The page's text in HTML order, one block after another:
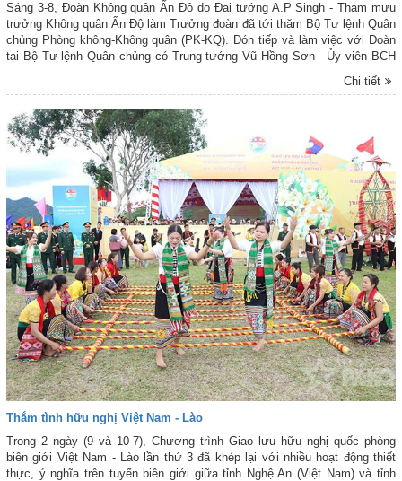
Sáng 3-8, Đoàn Không quân Ấn Độ do Đại tướng A.P Singh - Tham mưu
trưởng Không quân Ấn Độ làm Trưởng đoàn đã tới thăm Bộ Tư lệnh Quân
chủng Phòng không-Không quân (PK-KQ). Đón tiếp và làm việc với Đoàn
tại Bộ Tư lệnh Quân chủng có Trung tướng Vũ Hồng Sơn - Ủy viên BCH
Trung ương Đảng, Ủy viên Quân ủy Trung ương, Tư lệnh Quân chủng PK-
KQ; Thiếu tướng Nguyễn Huy Tuấn - Ủy viên Ban Thường vụ Đảng ủy,
năng của Quân chủng PK-KQ.
Chi tiết
Thắm tình hữu nghị Việt Nam - Lào
Trong 2 ngày (9 và 10-7), Chương trình Giao lưu hữu nghị quốc phòng
biên giới Việt Nam - Lào lần thứ 3 đã khép lại với nhiều hoạt động thiết
thực, ý nghĩa trên tuyến biên giới giữa tỉnh Nghệ An (Việt Nam) và tỉnh